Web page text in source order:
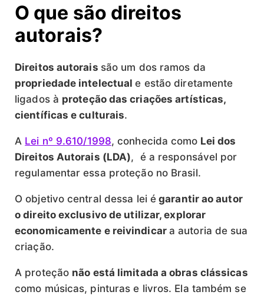
O que são direitos
autorais?
Direitos autorais são um dos ramos da
propriedade intelectuale estão diretamente
ligados à proteção das criações artísticas,
científicas e culturais.
A Lei nº 9.610/1998, conhecida como Lei dos
Direitos Autorais (LDA), é a responsável por
regulamentar essa proteção no Brasil.
O objetivo central dessa lei é garantir ao autor
o direito exclusivo de utilizar, explorar
economicamente e reivindicar a autoria de sua
criação.
A proteção não está limitada a obras clássicas
como músicas, pinturas e livros. Ela também se